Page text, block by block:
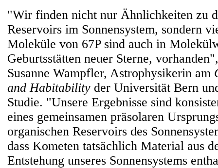
"Wir finden nicht nur Ähnlichkeiten zu
Reservoirs im Sonnensystem, sondern
Moleküle von 67P sind auch in
Geburtsstätten neuer Sterne,
Susanne Wampfler, Astrophysikerin am
and Habitability der Universität Bern
Studie. "Unsere Ergebnisse sind
eines gemeinsamen präsolaren
organischen Reservoirs des
dass Kometen tatsächlich Material aus
Entstehung unseres Sonnensystems